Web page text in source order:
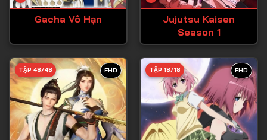
Tập 15
Tập 17
Tập 18
Tập 19
Tập 20
Tập 21
Gacha Vô Hạn
Jujutsu Kaisen
Season 1
FHD
TẬP 48/48 FHD
TẬP 18/18